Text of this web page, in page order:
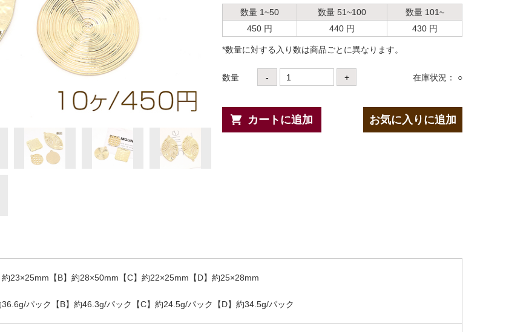
数量 1~50
数量 51~100
数量 101~
450 円
440 円 430 円
*数量に対する⼊り数は商品ごとに異なります。
数量 - + 在庫状況： ○
カートに追加 お気に入りに追加
23×25mm【B】約28×50mm【C】約22×25mm【D】約25×28mm
パック【B】約46.3g/パック【C】約24.5g/パック【D】約34.5g/パック